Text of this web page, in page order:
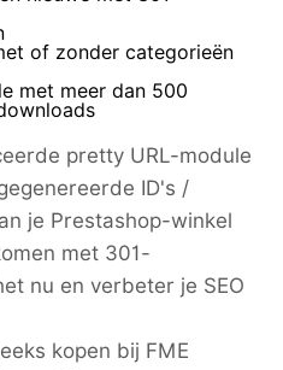
of zonder categorieën
met meer dan 500
pretty URL-module
ID's /
je Prestashop-winkel
met 301-
nu en verbeter je SEO
kopen bij FME